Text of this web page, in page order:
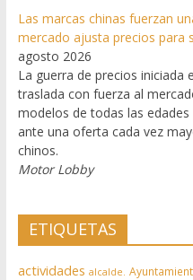
Las marcas chinas fuerzan
mercado ajusta precios para
agosto 2026
La guerra de precios iniciada
traslada con fuerza al
modelos de todas las
ante una oferta cada vez
chinos.
Motor Lobby
ETIQUETAS
actividades alcalde.